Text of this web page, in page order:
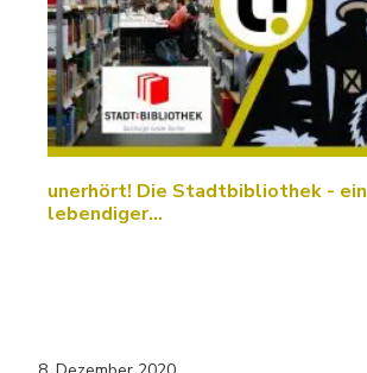
unerhört! Die Stadtbibliothek - ein
lebendiger…